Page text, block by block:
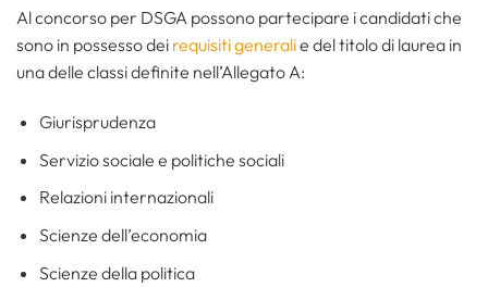
Al concorso per DSGA possono partecipare i candidati che
sono in possesso dei requisiti generalie del titolo di laurea in
una delle classi definite nell’Allegato A:
Giurisprudenza
Servizio sociale e politiche sociali
Relazioni internazionali
Scienze dell’economia
Scienze della politica